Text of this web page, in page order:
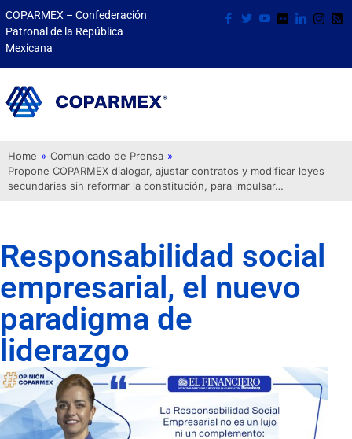
COPARMEX – Confederación
Patronal de la República
Mexicana
Home » Comunicado de Prensa »
Propone COPARMEX dialogar, ajustar contratos y modificar leyes
secundarias sin reformar la constitución, para impulsar…
Responsabilidad social
empresarial, el nuevo
paradigma de
liderazgo